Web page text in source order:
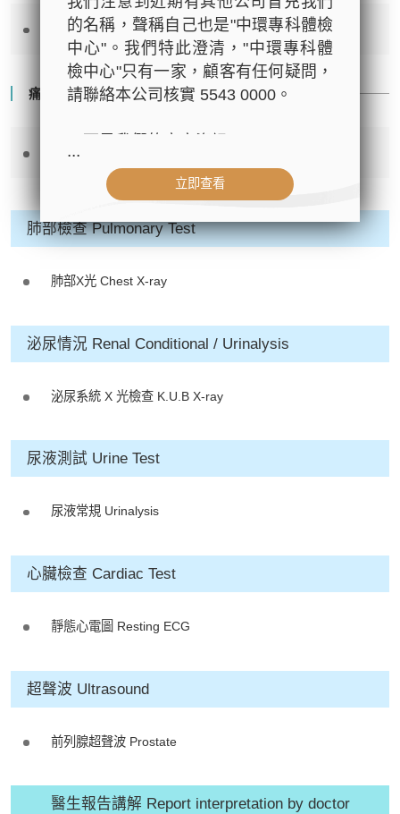
肌酸肝 Creatinine
痛風 Gout
尿酸 Uric Acid
肺部檢查 Pulmonary Test
肺部X光 Chest X-ray
泌尿情況 Renal Conditional / Urinalysis
泌尿系統 X 光檢查 K.U.B X-ray
尿液測試 Urine Test
尿液常規 Urinalysis
心臟檢查 Cardiac Test
靜態心電圖 Resting ECG
超聲波 Ultrasound
前列腺超聲波 Prostate
醫生報告講解 Report interpretation by doctor
的名稱，聲稱自己也是"中環專科體檢
中心"。我們特此澄清，"中環專科體
檢中心"只有一家，顧客有任何疑問，
請聯絡本公司核實 5543 0000。
- 公司名稱：中環專科體檢中心（The
Central Health Center）
心42樓4203室（中環港鐵站出口
- 服務熱線：(852) 3180 9809
- 電子郵箱：cs@tchc.hk
康人士提供尊尚而優質的體檢服務，
如果您有任何疑問或需要進一步了
持！
祝您健康愉快！
...
立即查看